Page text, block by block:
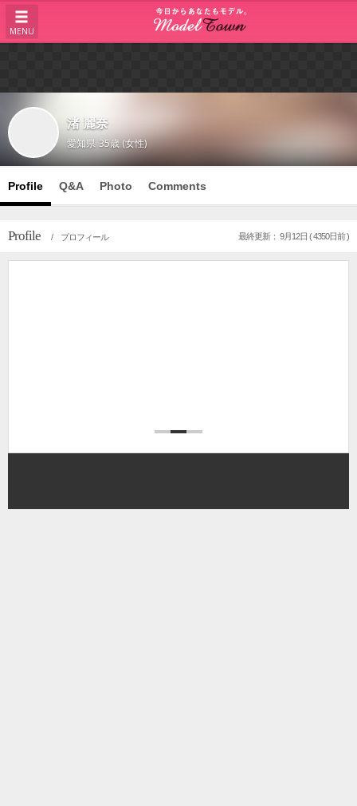
MENU
渚 麗奈
愛知県 35歳 (女性)
Profile Q&A Photo Comments
Profile / プロフィール 最終更新： 9月12日 ( 4350日前 )